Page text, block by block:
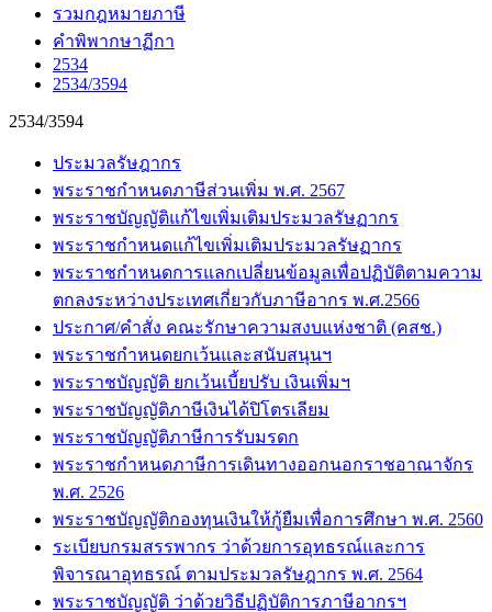
รวมกฎหมายภาษี
คำพิพากษาฏีกา
2534
2534/3594
2534/3594
ประมวลรัษฎากร
พระราชกำหนดภาษีส่วนเพิ่ม พ.ศ. 2567
พระราชบัญญัติแก้ไขเพิ่มเติมประมวลรัษฏากร
พระราชกำหนดแก้ไขเพิ่มเติมประมวลรัษฏากร
พระราชกำหนดการแลกเปลี่ยนข้อมูลเพื่อปฏิบัติตามความ
ตกลงระหว่างประเทศเกี่ยวกับภาษีอากร พ.ศ.2566
ประกาศ/คำสั่ง คณะรักษาความสงบแห่งชาติ (คสช.)
พระราชกำหนดยกเว้นและสนับสนุนฯ
พระราชบัญญัติ ยกเว้นเบี้ยปรับ เงินเพิ่มฯ
พระราชบัญญัติภาษีเงินได้ปิโตรเลียม
พระราชบัญญัติภาษีการรับมรดก
พระราชกำหนดภาษีการเดินทางออกนอกราชอาณาจักร
พ.ศ. 2526
พระราชบัญญัติกองทุนเงินให้กู้ยืมเพื่อการศึกษา พ.ศ. 2560
ระเบียบกรมสรรพากร ว่าด้วยการอุทธรณ์และการ
พิจารณาอุทธรณ์ ตามประมวลรัษฎากร พ.ศ. 2564
พระราชบัญญัติ ว่าด้วยวิธีปฏิบัติการภาษีอากรฯ